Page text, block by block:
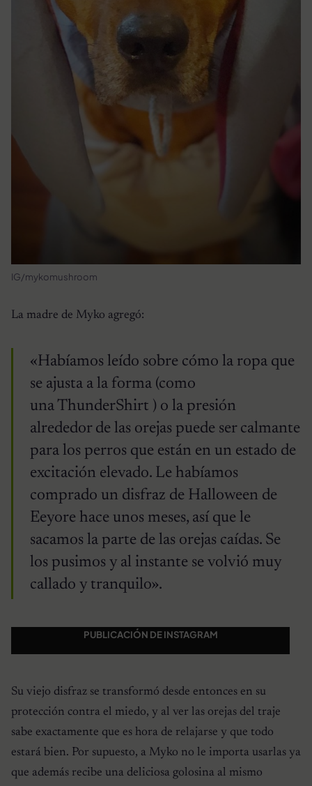
IG/mykomushroom
La madre de Myko agregó:
«Habíamos leído sobre cómo la ropa que
se ajusta a la forma (como
una ThunderShirt ) o la presión
alrededor de las orejas puede ser calmante
para los perros que están en un estado de
excitación elevado. Le habíamos
comprado un disfraz de Halloween de
Eeyore hace unos meses, así que le
sacamos la parte de las orejas caídas. Se
los pusimos y al instante se volvió muy
callado y tranquilo».
PUBLICACIÓN DE INSTAGRAM
Su viejo disfraz se transformó desde entonces en su
protección contra el miedo, y al ver las orejas del traje
sabe exactamente que es hora de relajarse y que todo
estará bien. Por supuesto, a Myko no le importa usarlas ya
que además recibe una deliciosa golosina al mismo